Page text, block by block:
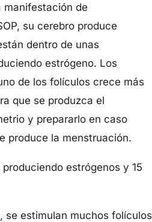
manifestación de
su cerebro produce
dentro de unas
estrógeno. Los
de los folículos crece más
que se produzca el
y prepararlo en caso
produce la menstruación.
estrógenos y 15
se estimulan muchos folículos